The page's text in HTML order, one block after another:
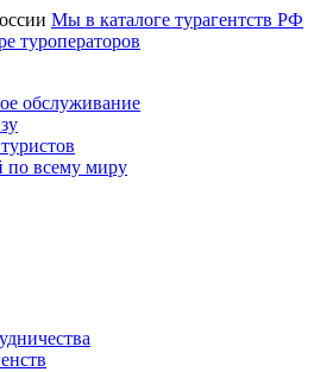
Мы в каталоге турагентств РФ
туроператоров
обслуживание
по всему миру